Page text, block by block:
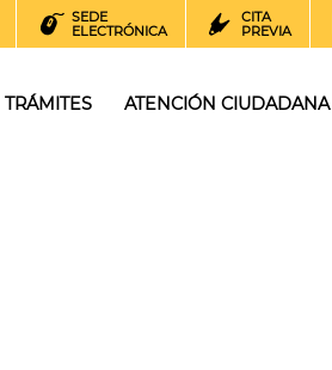
SEDE
ELECTRÓNICA
CITA
PREVIA
TRÁMITES ATENCIÓN CIUDADANA